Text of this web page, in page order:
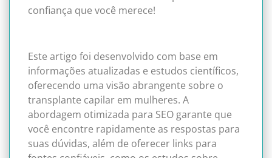
confiança que você merece!
Este artigo foi desenvolvido com base em
informações atualizadas e estudos científicos,
oferecendo uma visão abrangente sobre o
transplante capilar em mulheres. A
abordagem otimizada para SEO garante que
você encontre rapidamente as respostas para
suas dúvidas, além de oferecer links para